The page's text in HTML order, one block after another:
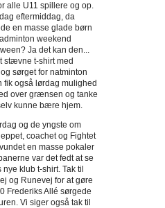
alle U11 spillere og op.
eftermiddag, da
en masse glade børn
weekend
Ja det kan den...
stævne t-shirt med
sørget for natminton
fik også lørdag mulighed
over grænsen og tanke
kunne bære hjem.
og de yngste om
coachet og Fightet
en masse pokaler
var det fedt at se
klub t-shirt. Tak til
og Runevej for at gøre
Frederiks Allé sørgede
Vi siger også tak til